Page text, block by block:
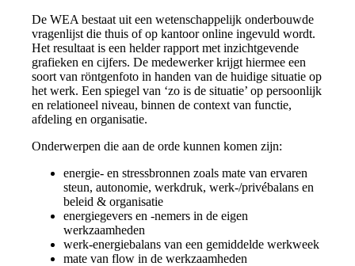
De WEA bestaat uit een wetenschappelijk onderbouwde
vragenlijst die thuis of op kantoor online ingevuld wordt.
Het resultaat is een helder rapport met inzichtgevende
grafieken en cijfers. De medewerker krijgt hiermee een
soort van röntgenfoto in handen van de huidige situatie op
het werk. Een spiegel van ‘zo is de situatie’ op persoonlijk
en relationeel niveau,binnen de context van functie,
afdeling en organisatie.
Onderwerpen die aan de orde kunnen komen zijn:
energie- en stressbronnen zoals mate van ervaren
steun, autonomie, werkdruk, werk-/privébalans en
beleid & organisatie
energiegevers en -nemers in de eigen
werkzaamheden
werk-energiebalans van een gemiddelde werkweek
mate van flow in de werkzaamheden